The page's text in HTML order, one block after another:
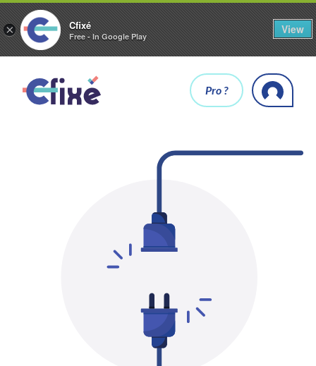
× Cfixé
Free - In Google Play
View
Pro ?